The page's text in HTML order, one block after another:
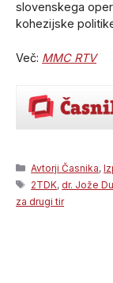
slovenskega
kohezijske
Več: MMC RTV
Categories
Avtorji Časnika,
Tags
2TDK, dr. Jože
za drugi tir